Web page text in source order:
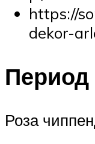
https://
dekor-
Период
Роза